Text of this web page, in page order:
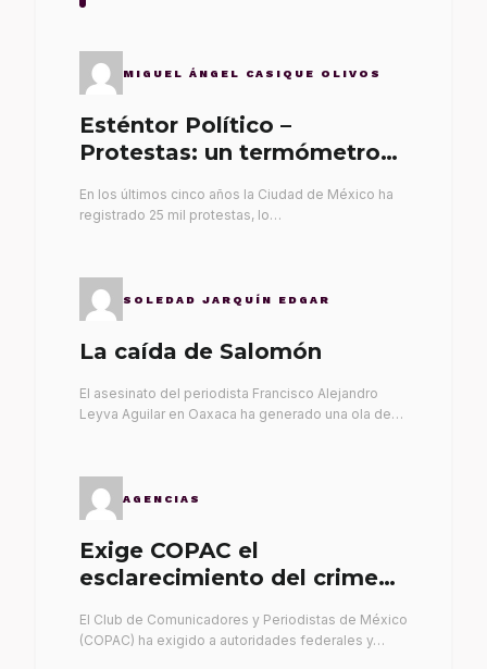
MIGUEL ÁNGEL CASIQUE OLIVOS
Esténtor Político –
Protestas: un termómetro
En los últimos cinco años la Ciudad de México ha
registrado 25 mil protestas, lo…
SOLEDAD JARQUÍN EDGAR
La caída de Salomón
El asesinato del periodista Francisco Alejandro
Leyva Aguilar en Oaxaca ha generado una ola de…
AGENCIAS
Exige COPAC el
esclarecimiento del crimen
El Club de Comunicadores y Periodistas de México
(COPAC) ha exigido a autoridades federales y…